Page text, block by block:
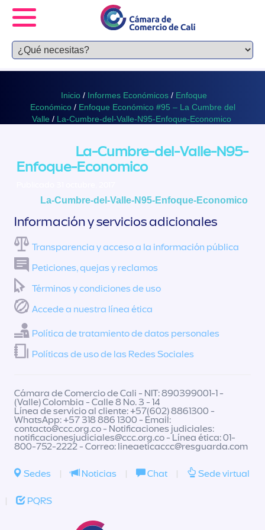
Inicio / Informes Económicos / Enfoque
Económico / Enfoque Económico #95 – La Cumbre del
Valle / La-Cumbre-del-Valle-N95-Enfoque-Economico
La-Cumbre-del-Valle-N95-
Enfoque-Economico
La-Cumbre-del-Valle-N95-Enfoque-Economico
Información y servicios adicionales
Transparencia y acceso a la información pública
Peticiones, quejas y reclamos
Términos y condiciones de uso
Accede a nuestra línea ética
Política de tratamiento de datos personales
Políticas de uso de las Redes Sociales
Cámara de Comercio de Cali - NIT: 890399001-1 -
(Valle) Colombia - Calle 8 No. 3 - 14
Línea de servicio al cliente: +57(602) 8861300 -
WhatsApp: +57 318 886 1300 - Email:
contacto@ccc.org.co- Notificaciones judiciales:
notificacionesjudiciales@ccc.org.co- Línea ética: 01-
800-752-2222 - Correo: lineaeticaccc@resguarda.com
Sedes | Noticias | Chat | Sede virtual
| PQRS